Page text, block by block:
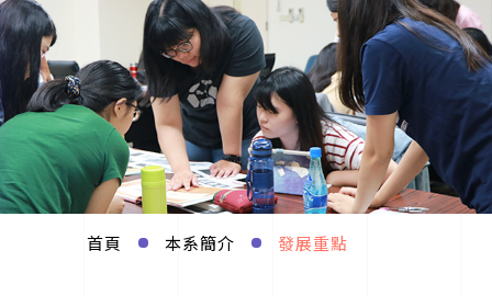
首頁 本系簡介 發展重點